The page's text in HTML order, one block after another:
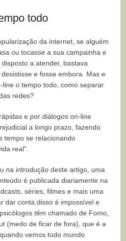
todo
da internet, se alguém
ou tocasse a sua campainha e
a atender, bastava
e fosse embora. Mas e
line o tempo todo, como separar
redes?
e por diálogos on-line
a longo prazo, fazendo
tempo se relacionando
real”.
na introdução deste artigo, uma
é publicada diariamente na
séries, filmes e mais uma
dar conta disso é impossível e
têm chamado de Fomo,
(medo de ficar de fora), que é a
vemos todo mundo